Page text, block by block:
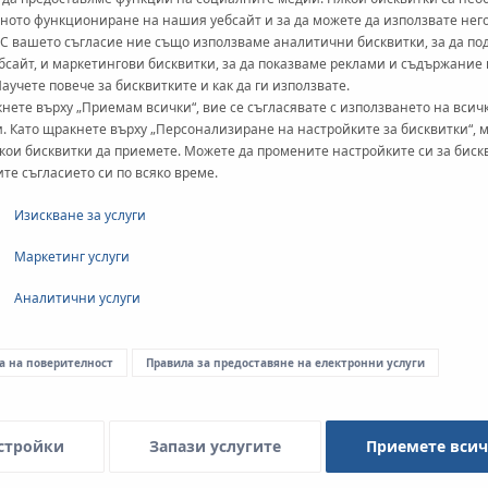
функциониране на нашия уебсайт и за да можете да използвате
вашето съгласие ние също използваме аналитични бисквитки, за да
и маркетингови бисквитки, за да показваме реклами и
повече за бисквитките и как да ги използвате.
върху „Приемам всички“, вие се съгласявате с използването на
Като щракнете върху „Персонализиране на настройките за бисквитки“,
бисквитки да приемете. Можете да промените настройките си за
съгласието си по всяко време.
Изискване за услуги
Маркетинг услуги
Аналитични услуги
на поверителност Правила за предоставяне на електронни услуги
Запази услугите Приемете